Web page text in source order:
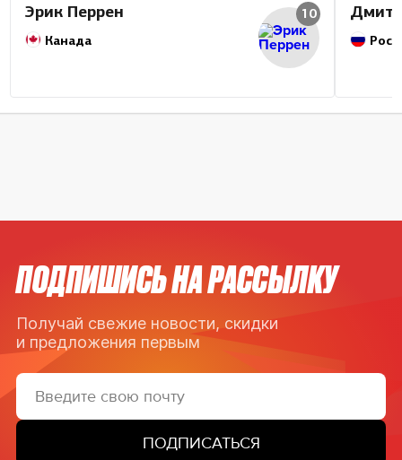
Эрик Перрен
Канада
10
ПОДПИШИСЬ НА РАССЫЛКУ
Получай свежие новости, скидки
и предложения первым
ПОДПИСАТЬСЯ